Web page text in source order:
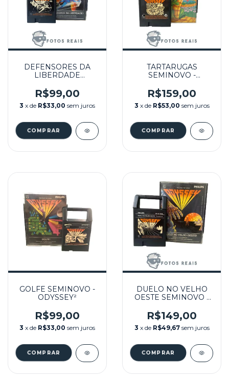
DEFENSORES DA
LIBERDADE
ODYSSEY²
R$99,00
3 x de R$33,00 sem juros
TARTARUGAS
SEMINOVO -
R$159,00
3 x de R$53,00 sem juros
GOLFE SEMINOVO -
ODYSSEY²
R$99,00
3 x de R$33,00 sem juros
DUELO NO VELHO
OESTE SEMINOVO -
R$149,00
3 x de R$49,67 sem juros